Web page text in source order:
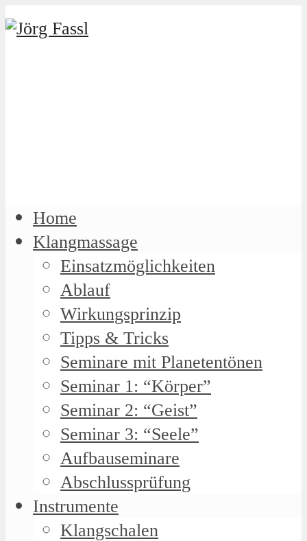
Home
Klangmassage
Einsatzmöglichkeiten
Ablauf
Wirkungsprinzip
Tipps & Tricks
Seminare mit Planetentönen
Seminar 1: “Körper”
Seminar 2: “Geist”
Seminar 3: “Seele”
Aufbauseminare
Abschlussprüfung
Instrumente
Klangschalen